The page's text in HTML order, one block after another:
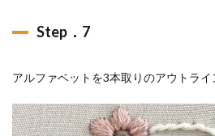
Step．7
アルファベットを3本取りのアウトライ